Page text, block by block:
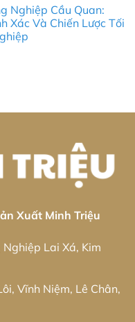
Nghiệp Cầu Quan:
Xác Và Chiến Lược Tối
Xuất Minh Triệu
Nghiệp Lai Xá, Kim
Vĩnh Niệm, Lê Chân,